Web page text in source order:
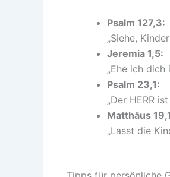
Psalm 127,3:
„Siehe,
Jeremia 1,5:
„Ehe ich
Psalm 23,1:
„Der HERR
Matthäus
„Lasst die